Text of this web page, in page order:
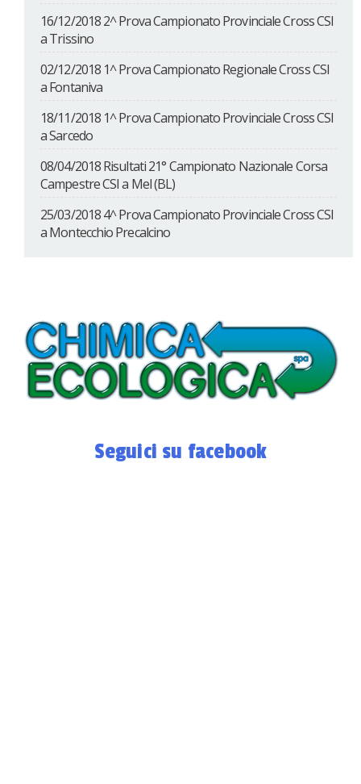
16/12/2018 2^ Prova Campionato Provinciale Cross CSI
a Trissino
02/12/2018 1^ Prova Campionato Regionale Cross CSI
a Fontaniva
18/11/2018 1^ Prova Campionato Provinciale Cross CSI
a Sarcedo
08/04/2018 Risultati 21° Campionato Nazionale Corsa
Campestre CSI a Mel (BL)
25/03/2018 4^ Prova Campionato Provinciale Cross CSI
a Montecchio Precalcino
Seguici su facebook